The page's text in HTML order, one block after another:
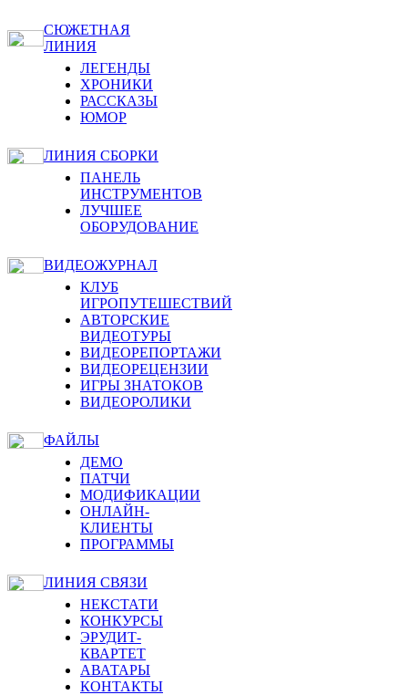
СЮЖЕТНАЯ
ЛИНИЯ
ЛЕГЕНДЫ
ХРОНИКИ
РАССКАЗЫ
ЮМОР
ЛИНИЯ СБОРКИ
ПАНЕЛЬ
ИНСТРУМЕНТОВ
ЛУЧШЕЕ
ОБОРУДОВАНИЕ
ВИДЕОЖУРНАЛ
КЛУБ
ИГРОПУТЕШЕСТВИЙ
АВТОРСКИЕ
ВИДЕОТУРЫ
ВИДЕОРЕПОРТАЖИ
ВИДЕОРЕЦЕНЗИИ
ИГРЫ ЗНАТОКОВ
ВИДЕОРОЛИКИ
ФАЙЛЫ
ДЕМО
ПАТЧИ
МОДИФИКАЦИИ
ОНЛАЙН-
КЛИЕНТЫ
ПРОГРАММЫ
ЛИНИЯ СВЯЗИ
НЕКСТАТИ
КОНКУРСЫ
ЭРУДИТ-
КВАРТЕТ
АВАТАРЫ
КОНТАКТЫ